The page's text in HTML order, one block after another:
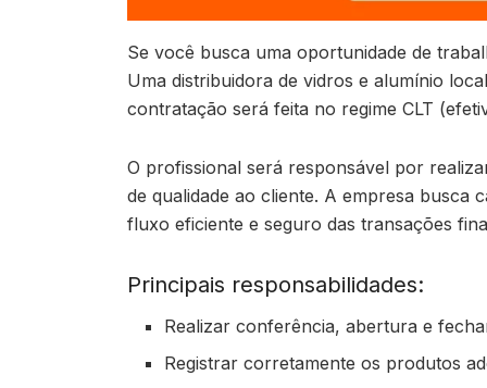
Se você busca uma oportunidade de
Uma distribuidora de vidros e alumínio
contratação será feita no regime CLT
O profissional será responsável por
de qualidade ao cliente. A empresa busca
fluxo eficiente e seguro das transações
Principais responsabilidades:
Realizar conferência, abertura e
Registrar corretamente os produtos